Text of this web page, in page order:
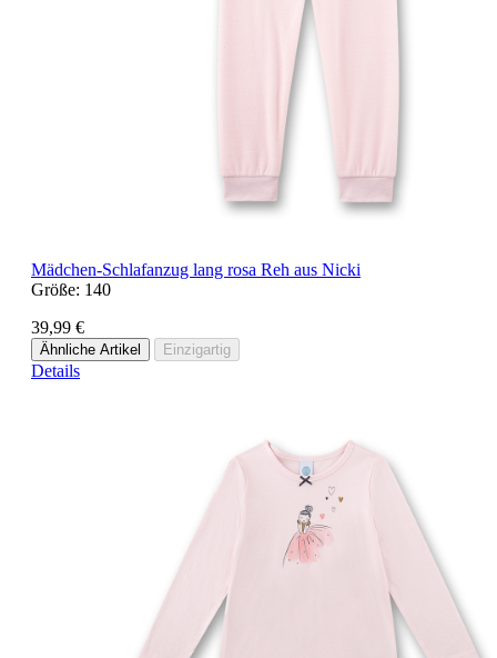
Mädchen-Schlafanzug lang rosa Reh aus Nicki
Größe: 140
39,99 €
Ähnliche Artikel Einzigartig
Details